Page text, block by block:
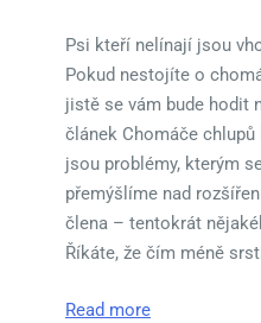
Psi kteří nelínají jsou
Pokud nestojíte o
jistě se vám bude hodit
článek Chomáče
jsou problémy, kterým
přemýšlíme nad
člena – tentokrát
Říkáte, že čím méně
Read more